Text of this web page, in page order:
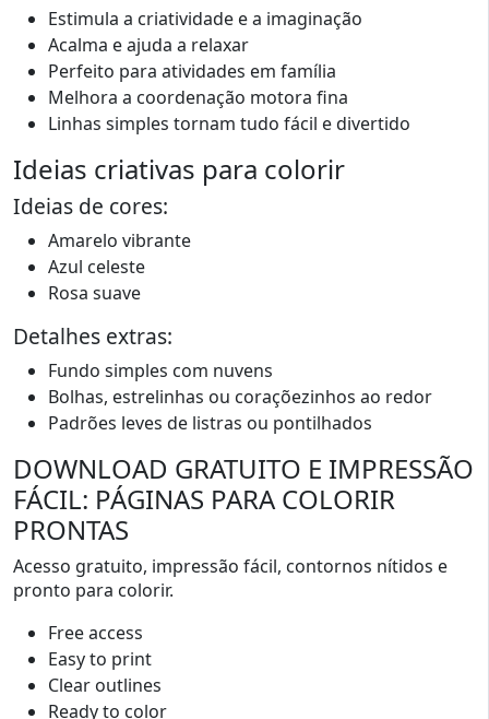
Estimula a criatividade e a imaginação
Acalma e ajuda a relaxar
Perfeito para atividades em família
Melhora a coordenação motora fina
Linhas simples tornam tudo fácil e divertido
Ideias criativas para colorir
Ideias de cores:
Amarelo vibrante
Azul celeste
Rosa suave
Detalhes extras:
Fundo simples com nuvens
Bolhas, estrelinhas ou coraçõezinhos ao redor
Padrões leves de listras ou pontilhados
DOWNLOAD GRATUITO E IMPRESSÃO
FÁCIL: PÁGINAS PARA COLORIR
PRONTAS
Acesso gratuito, impressão fácil, contornos nítidos e
pronto para colorir.
Free access
Easy to print
Clear outlines
Ready to color